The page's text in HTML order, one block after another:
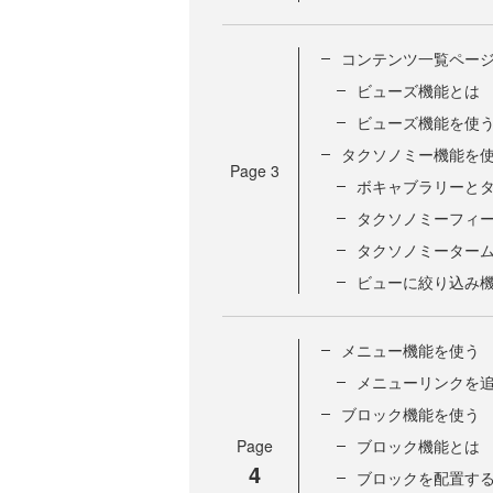
Page 3
コンテンツ一覧ペー
ビューズ機能とは
ビューズ機能を使
タクソノミー機能を
ボキャブラリーと
タクソノミーフィ
タクソノミーター
ビューに絞り込み
Page
4
メニュー機能を使う
メニューリンクを
ブロック機能を使う
ブロック機能とは
ブロックを配置す